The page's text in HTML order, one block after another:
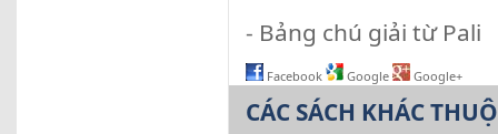
- Bảng chú giải từ Pali
Facebook Google Google+
CÁC SÁCH KHÁC